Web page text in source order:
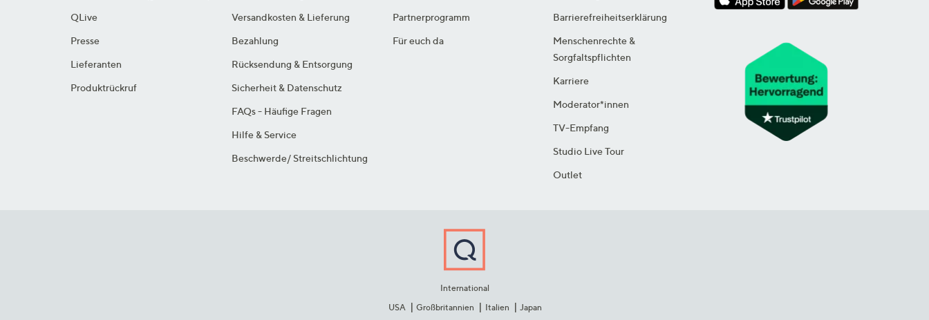
QLive
Presse
Lieferanten
Produktrückruf
Versandkosten & Lieferung
Bezahlung
Rücksendung & Entsorgung
Sicherheit & Datenschutz
FAQs - Häufige Fragen
Hilfe & Service
Beschwerde/ Streitschlichtung
Partnerprogramm
Für euch da
Barrierefreiheitserklärung
Menschenrechte &
Sorgfaltspflichten
Karriere
Moderator*innen
TV-Empfang
Studio Live Tour
Outlet
International
USA
Großbritannien Italien Japan